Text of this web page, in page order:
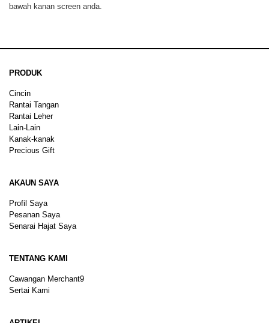
bawah kanan screen anda.
PRODUK
Cincin
Rantai Tangan
Rantai Leher
Lain-Lain
Kanak-kanak
Precious Gift
AKAUN SAYA
Profil Saya
Pesanan Saya
Senarai Hajat Saya
TENTANG KAMI
Cawangan Merchant9
Sertai Kami